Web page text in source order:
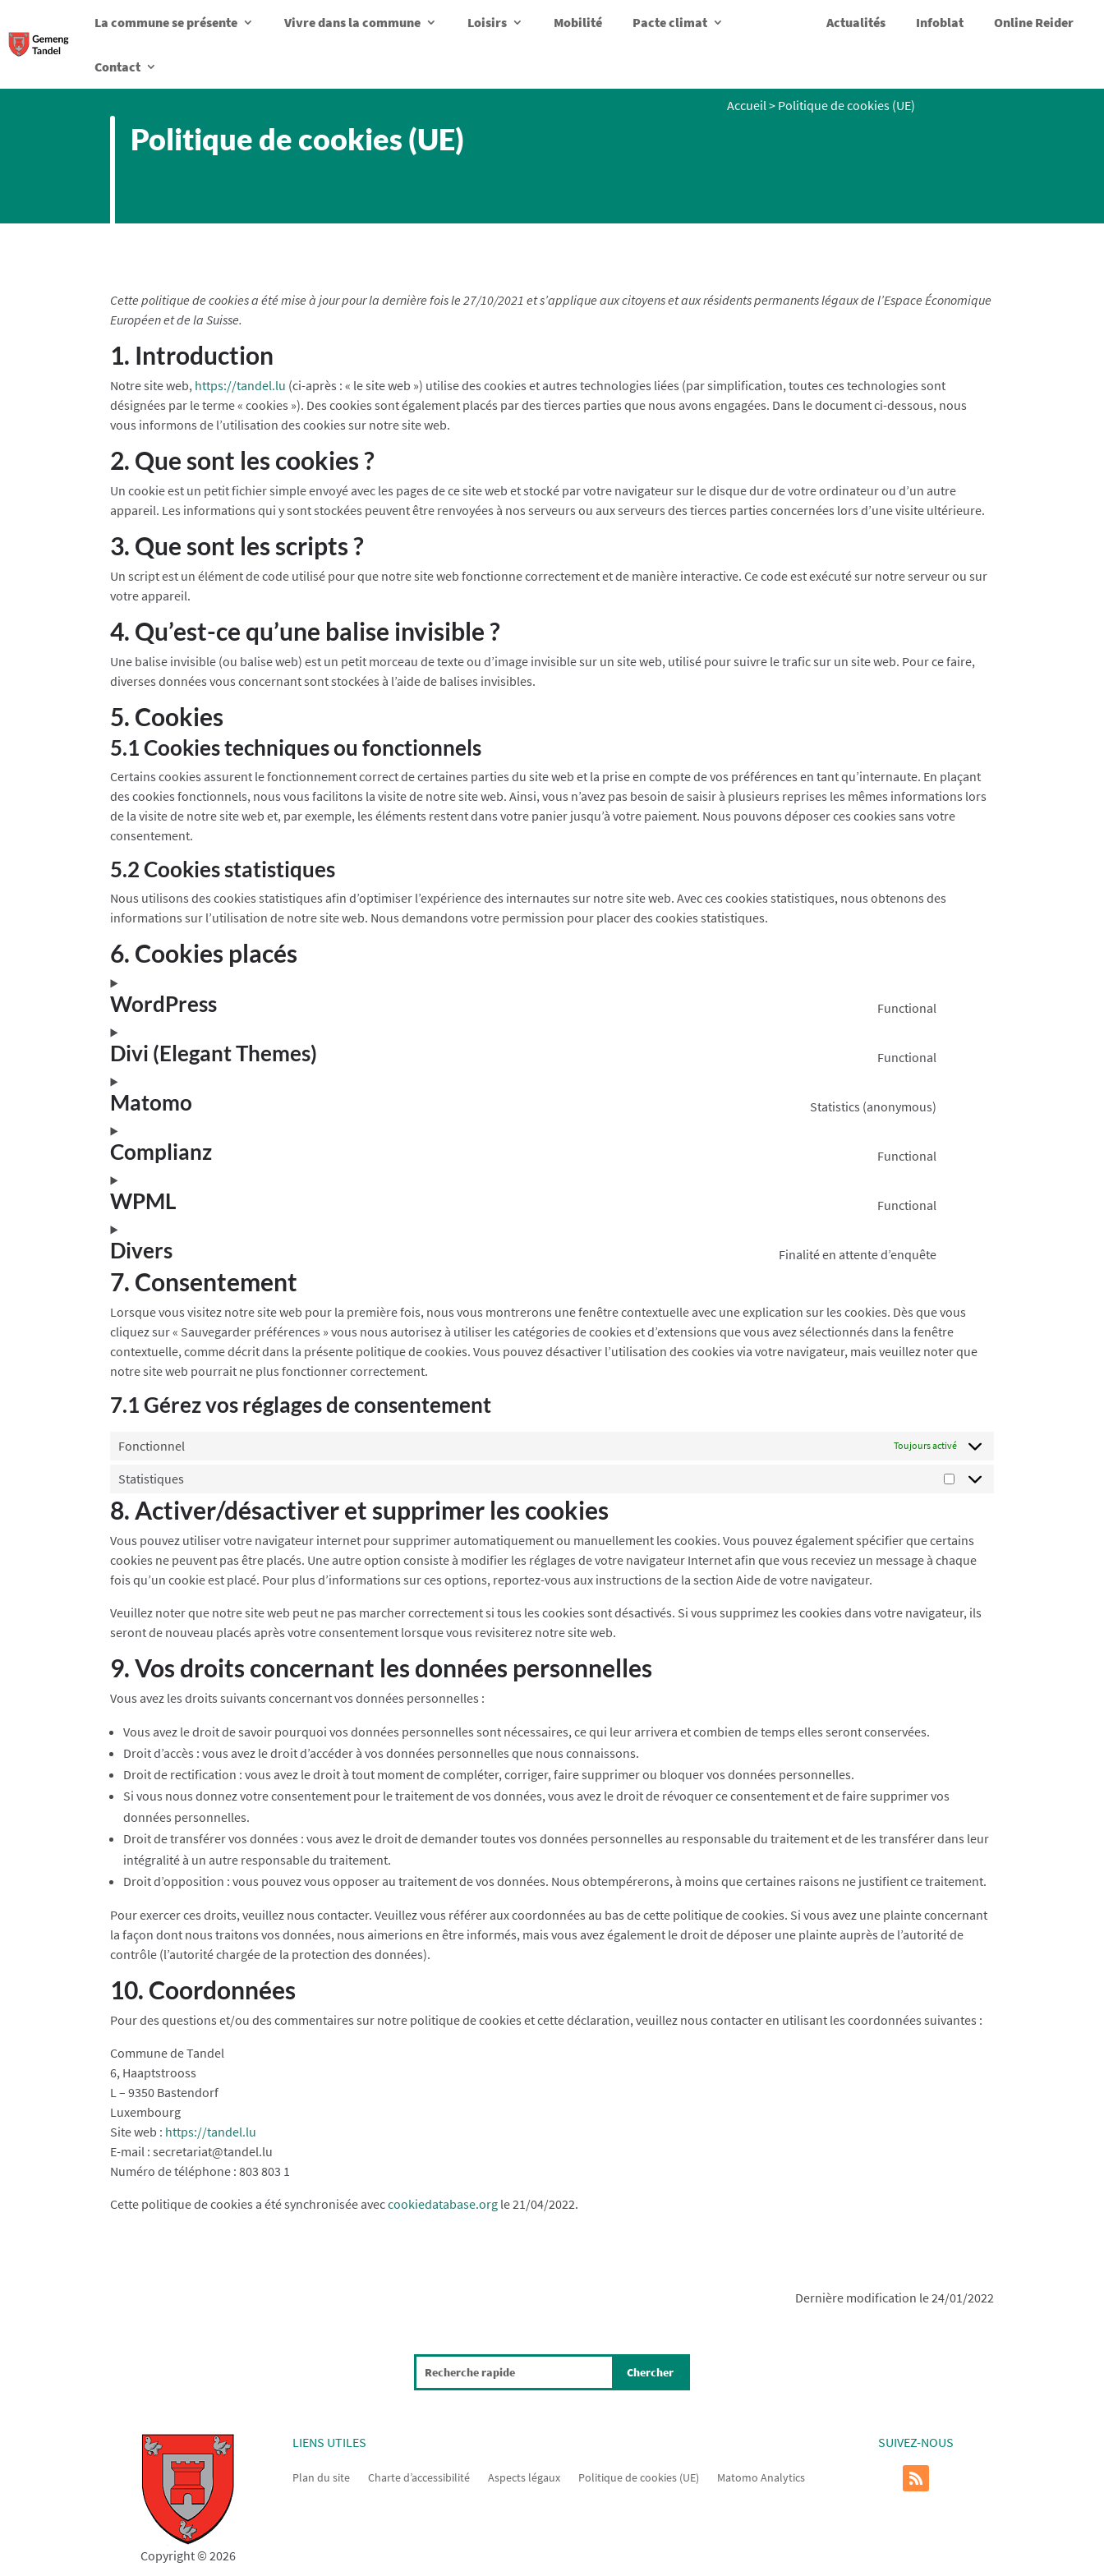
La commune se présente Vivre dans la commune Loisirs Mobilité Pacte climat Actualités Infoblat Online Reider
Contact
Politique de cookies (UE)
Accueil> Politique de cookies (UE)
Cette politique de cookies a été mise à jour pour la dernière fois le 27/10/2021 et s’applique aux citoyens et aux résidents permanents légaux de l’Espace Économique
Européen et de la Suisse.
1. Introduction
Notre site web, https://tandel.lu (ci-après : « le site web ») utilise des cookies et autres technologies liées (par simplification, toutes ces technologies sont
désignées par le terme « cookies »). Des cookies sont également placés par des tierces parties que nous avons engagées. Dans le document ci-dessous, nous
vous informons de l’utilisation des cookies sur notre site web.
2. Que sont les cookies ?
Un cookie est un petit fichier simple envoyé avec les pages de ce site web et stocké par votre navigateur sur le disque dur de votre ordinateur ou d’un autre
appareil. Les informations qui y sont stockées peuvent être renvoyées à nos serveurs ou aux serveurs des tierces parties concernées lors d’une visite ultérieure.
3. Que sont les scripts ?
Un script est un élément de code utilisé pour que notre site web fonctionne correctement et de manière interactive. Ce code est exécuté sur notre serveur ou sur
votre appareil.
4. Qu’est-ce qu’une balise invisible ?
Une balise invisible (ou balise web) est un petit morceau de texte ou d’image invisible sur un site web, utilisé pour suivre le trafic sur un site web. Pour ce faire,
diverses données vous concernant sont stockées à l’aide de balises invisibles.
5. Cookies
5.1 Cookies techniques ou fonctionnels
Certains cookies assurent le fonctionnement correct de certaines parties du site web et la prise en compte de vos préférences en tant qu’internaute. En plaçant
des cookies fonctionnels, nous vous facilitons la visite de notre site web. Ainsi, vous n’avez pas besoin de saisir à plusieurs reprises les mêmes informations lors
de la visite de notre site web et, par exemple, les éléments restent dans votre panier jusqu’à votre paiement. Nous pouvons déposer ces cookies sans votre
consentement.
5.2 Cookies statistiques
Nous utilisons des cookies statistiques afin d’optimiser l’expérience des internautes sur notre site web. Avec ces cookies statistiques, nous obtenons des
informations sur l’utilisation de notre site web. Nous demandons votre permission pour placer des cookies statistiques.
6. Cookies placés
WordPress Functional
Divi (Elegant Themes) Functional
Matomo Statistics (anonymous)
Complianz Functional
WPML Functional
Divers Finalité en attente d’enquête
divers
7. Consentement
Lorsque vous visitez notre site web pour la première fois, nous vous montrerons une fenêtre contextuelle avec une explication sur les cookies. Dès que vous
cliquez sur « Sauvegarder préférences » vous nous autorisez à utiliser les catégories de cookies et d’extensions que vous avez sélectionnés dans la fenêtre
contextuelle, comme décrit dans la présente politique de cookies. Vous pouvez désactiver l’utilisation des cookies via votre navigateur, mais veuillez noter que
notre site web pourrait ne plus fonctionner correctement.
7.1 Gérez vos réglages de consentement
Fonctionnel Toujours activé
Statistiques
Statistiques
8. Activer/désactiver et supprimer les cookies
Vous pouvez utiliser votre navigateur internet pour supprimer automatiquement ou manuellement les cookies. Vous pouvez également spécifier que certains
cookies ne peuvent pas être placés. Une autre option consiste à modifier les réglages de votre navigateur Internet afin que vous receviez un message à chaque
fois qu’un cookie est placé. Pour plus d’informations sur ces options, reportez-vous aux instructions de la section Aide de votre navigateur.
Veuillez noter que notre site web peut ne pas marcher correctement si tous les cookies sont désactivés. Si vous supprimez les cookies dans votre navigateur, ils
seront de nouveau placés après votre consentement lorsque vous revisiterez notre site web.
9. Vos droits concernant les données personnelles
Vous avez les droits suivants concernant vos données personnelles :
Vous avez le droit de savoir pourquoi vos données personnelles sont nécessaires, ce qui leur arrivera et combien de temps elles seront conservées.
Droit d’accès : vous avez le droit d’accéder à vos données personnelles que nous connaissons.
Droit de rectification : vous avez le droit à tout moment de compléter, corriger, faire supprimer ou bloquer vos données personnelles.
Si vous nous donnez votre consentement pour le traitement de vos données, vous avez le droit de révoquer ce consentement et de faire supprimer vos
données personnelles.
Droit de transférer vos données : vous avez le droit de demander toutes vos données personnelles au responsable du traitement et de les transférer dans leur
intégralité à un autre responsable du traitement.
Droit d’opposition : vous pouvez vous opposer au traitement de vos données. Nous obtempérerons, à moins que certaines raisons ne justifient ce traitement.
Pour exercer ces droits, veuillez nous contacter. Veuillez vous référer aux coordonnées au bas de cette politique de cookies. Si vous avez une plainte concernant
la façon dont nous traitons vos données, nous aimerions en être informés, mais vous avez également le droit de déposer une plainte auprès de l’autorité de
contrôle (l’autorité chargée de la protection des données).
10. Coordonnées
Pour des questions et/ou des commentaires sur notre politique de cookies et cette déclaration, veuillez nous contacter en utilisant les coordonnées suivantes :
Commune de Tandel
6, Haaptstrooss
L – 9350 Bastendorf
Luxembourg
Site web : https://tandel.lu
E-mail :secretariat@tandel.lu
Numéro de téléphone : 803 803 1
Cette politique de cookies a été synchronisée aveccookiedatabase.org le 21/04/2022.
Dernière modification le 24/01/2022
Copyright © 2026
LIENS UTILES
Plan du site Charte d’accessibilité Aspects légaux Politique de cookies (UE) Matomo Analytics
SUIVEZ-NOUS